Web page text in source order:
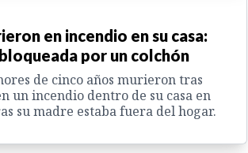
en incendio en su casa:
por un colchón
de cinco años murieron tras
un incendio dentro de su casa en
su madre estaba fuera del hogar.